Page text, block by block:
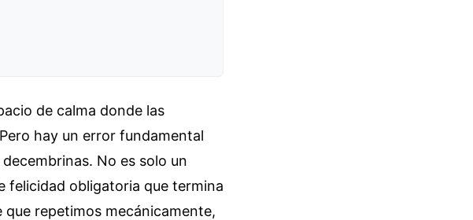
de calma donde las
hay un error fundamental
No es solo un
felicidad obligatoria que termina
repetimos mecánicamente,